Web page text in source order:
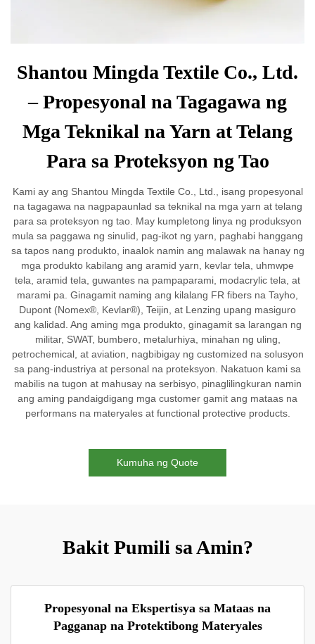
Shantou Mingda Textile Co., Ltd.
– Propesyonal na Tagagawa ng
Mga Teknikal na Yarn at Telang
Para sa Proteksyon ng Tao
Kami ay ang Shantou Mingda Textile Co., Ltd., isang propesyonal
na tagagawa na nagpapaunlad sa teknikal na mga yarn at telang
para sa proteksyon ng tao. May kumpletong linya ng produksyon
mula sa paggawa ng sinulid, pag-ikot ng yarn, paghabi hanggang
sa tapos nang produkto, inaalok namin ang malawak na hanay ng
mga produkto kabilang ang aramid yarn, kevlar tela, uhmwpe
tela, aramid tela, guwantes na pampaparami, modacrylic tela, at
marami pa. Ginagamit naming ang kilalang FR fibers na Tayho,
Dupont (Nomex®, Kevlar®), Teijin, at Lenzing upang masiguro
ang kalidad. Ang aming mga produkto, ginagamit sa larangan ng
militar, SWAT, bumbero, metalurhiya, minahan ng uling,
petrochemical, at aviation, nagbibigay ng customized na solusyon
sa pang-industriya at personal na proteksyon. Nakatuon kami sa
mabilis na tugon at mahusay na serbisyo, pinaglilingkuran namin
ang aming pandaigdigang mga customer gamit ang mataas na
performans na materyales at functional protective products.
Kumuha ng Quote
Bakit Pumili sa Amin?
Propesyonal na Ekspertisya sa Mataas na
Pagganap na Protektibong Materyales